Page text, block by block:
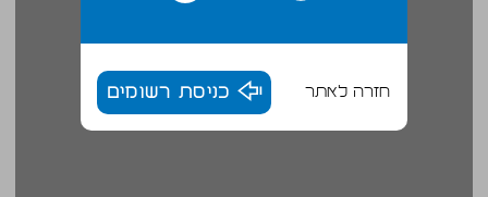
חזרה לאתר כניסת רשומים